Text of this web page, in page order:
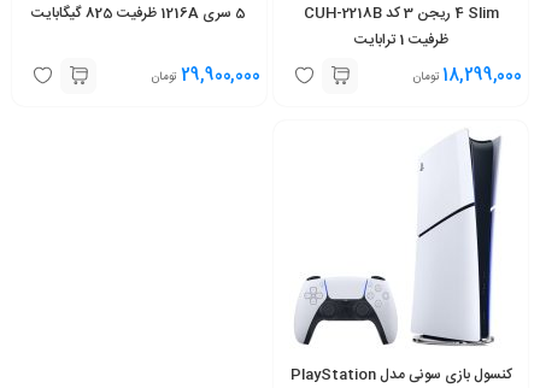
4 Slim ریجن 3 کد CUH-2218B
ظرفیت 1 ترابایت
18,299,000 تومان
5 سری 1216A ظرفیت 825 گیگابایت
29,900,000 تومان
کنسول بازی سونی مدل PlayStation